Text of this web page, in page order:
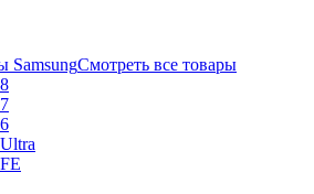
SamsungСмотреть все товары